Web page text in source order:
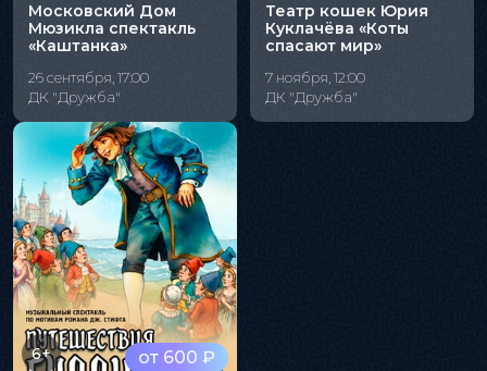
Московский Дом
Мюзикла спектакль
«Каштанка»
26 сентября, 17:00
ДК "Дружба"
Театр кошек Юрия
Куклачёва «Коты
спасают мир»
7 ноября, 12:00
ДК "Дружба"
от 600 ₽
6+